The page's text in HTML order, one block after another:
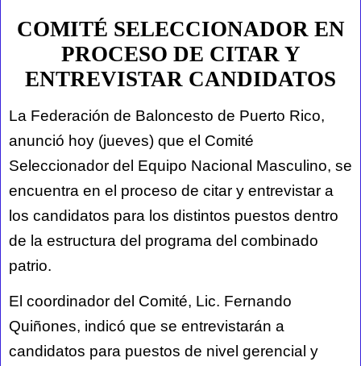
COMITÉ SELECCIONADOR EN
PROCESO DE CITAR Y
ENTREVISTAR CANDIDATOS
La Federación de Baloncesto de Puerto Rico,
anunció hoy (jueves) que el Comité
Seleccionador del Equipo Nacional Masculino, se
encuentra en el proceso de citar y entrevistar a
los candidatos para los distintos puestos dentro
de la estructura del programa del combinado
patrio.
El coordinador del Comité, Lic. Fernando
Quiñones, indicó que se entrevistarán a
candidatos para puestos de nivel gerencial y